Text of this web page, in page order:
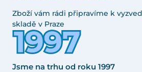
Zboží vám rádi připravíme k
skladě v Praze
Jsme na trhu od roku 1997